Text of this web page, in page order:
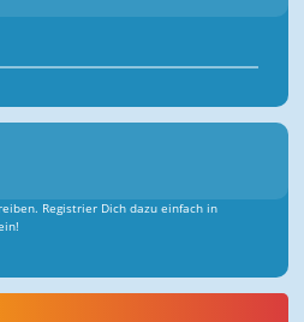
Registrier Dich dazu einfach in